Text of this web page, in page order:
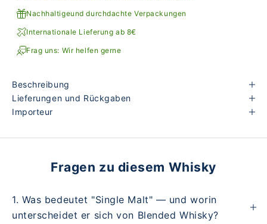
Nachhaltigeund durchdachte Verpackungen
Internationale Lieferung ab 8€
Frag uns: Wir helfen gerne
Beschreibung
Lieferungen und Rückgaben
Importeur
Fragen zu diesem Whisky
1. Was bedeutet "Single Malt" — und worin
unterscheidet er sich von Blended Whisky?